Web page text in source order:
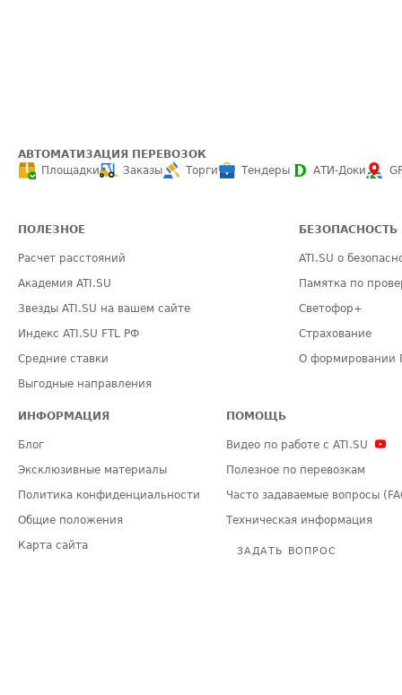
АВТОМАТИЗАЦИЯ ПЕРЕВОЗОК
Площадки
Заказы Торги Тендеры АТИ-Доки
ПОЛЕЗНОЕ
Расчет расстояний
Академия ATI.SU
Звезды ATI.SU на вашем сайте
Индекс ATI.SU FTL РФ
Средние ставки
Выгодные направления
БЕЗОПАСНОСТЬ
ATI.SU о
Памятка по
Светофор+
Страхование
О формировании
ИНФОРМАЦИЯ
Блог
Эксклюзивные материалы
Политика конфиденциальности
Общие положения
Карта сайта
ПОМОЩЬ
Видео по работе с ATI.SU
Полезное по перевозкам
Часто задаваемые вопросы
Техническая информация
ЗАДАТЬ ВОПРОС